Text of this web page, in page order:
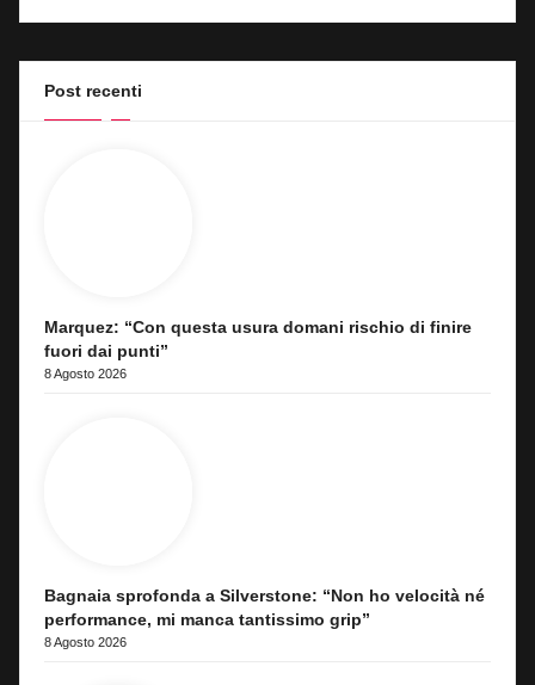
Post recenti
Marquez: “Con questa usura domani rischio di finire
fuori dai punti”
8 Agosto 2026
Bagnaia sprofonda a Silverstone: “Non ho velocità né
performance, mi manca tantissimo grip”
8 Agosto 2026